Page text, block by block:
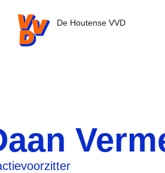
VVD.nl - Ga naar de homepage
De Houtense VVD